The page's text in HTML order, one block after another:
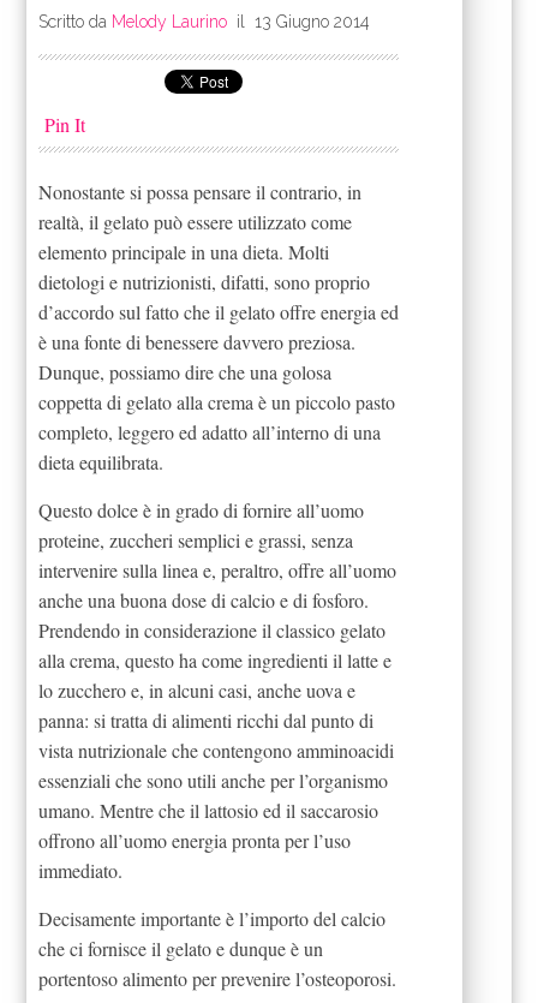
Scritto da Melody Laurino il13 Giugno 2014
Pin It
Nonostante si possa pensare il contrario, in
realtà, il gelato può essere utilizzato come
elemento principale in una dieta. Molti
dietologi e nutrizionisti, difatti, sono proprio
d’accordo sul fatto che il gelato offre energia ed
è una fonte di benessere davvero preziosa.
Dunque, possiamo dire che una golosa
coppetta di gelato alla crema è un piccolo pasto
completo, leggero ed adatto all’interno di una
dieta equilibrata.
Questo dolce è in grado di fornire all’uomo
proteine, zuccheri semplici e grassi, senza
intervenire sulla linea e, peraltro, offre all’uomo
anche una buona dose di calcio e di fosforo.
Prendendo in considerazione il classico gelato
alla crema, questo ha come ingredienti il latte e
lo zucchero e, in alcuni casi, anche uova e
panna: si tratta di alimenti ricchi dal punto di
vista nutrizionale che contengono amminoacidi
essenziali che sono utili anche per l’organismo
umano. Mentre che il lattosio ed il saccarosio
offrono all’uomo energia pronta per l’uso
immediato.
Decisamente importante è l’importo del calcio
che ci fornisce il gelato e dunque è un
portentoso alimento per prevenire l’osteoporosi.